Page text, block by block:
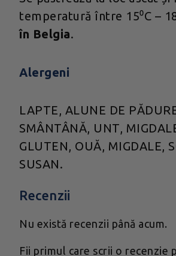
temperatură între 15⁰C –
în Belgia.
Alergeni
LAPTE, ALUNE DE
SMÂNTÂNĂ, UNT,
GLUTEN, OUĂ, MIGDALE,
SUSAN.
Recenzii
Nu există recenzii până acum.
Fii primul care scrii o recenzie